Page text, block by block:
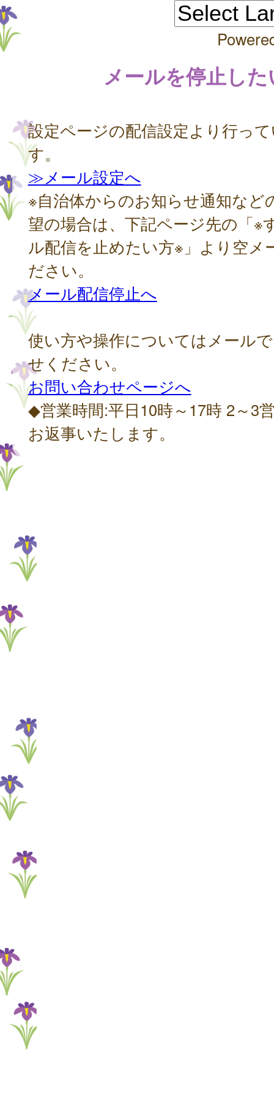
メールを停止した
設定ページの配信設定より行っ
す。
≫メール設定へ
※自治体からのお知らせ通知など
望の場合は、下記ページ先の「※
ル配信を止めたい方※」より空メ
ださい。
メール配信停止へ
使い方や操作についてはメール
せください。
お問い合わせページへ
◆営業時間:平日10時～17時 2～3
お返事いたします。